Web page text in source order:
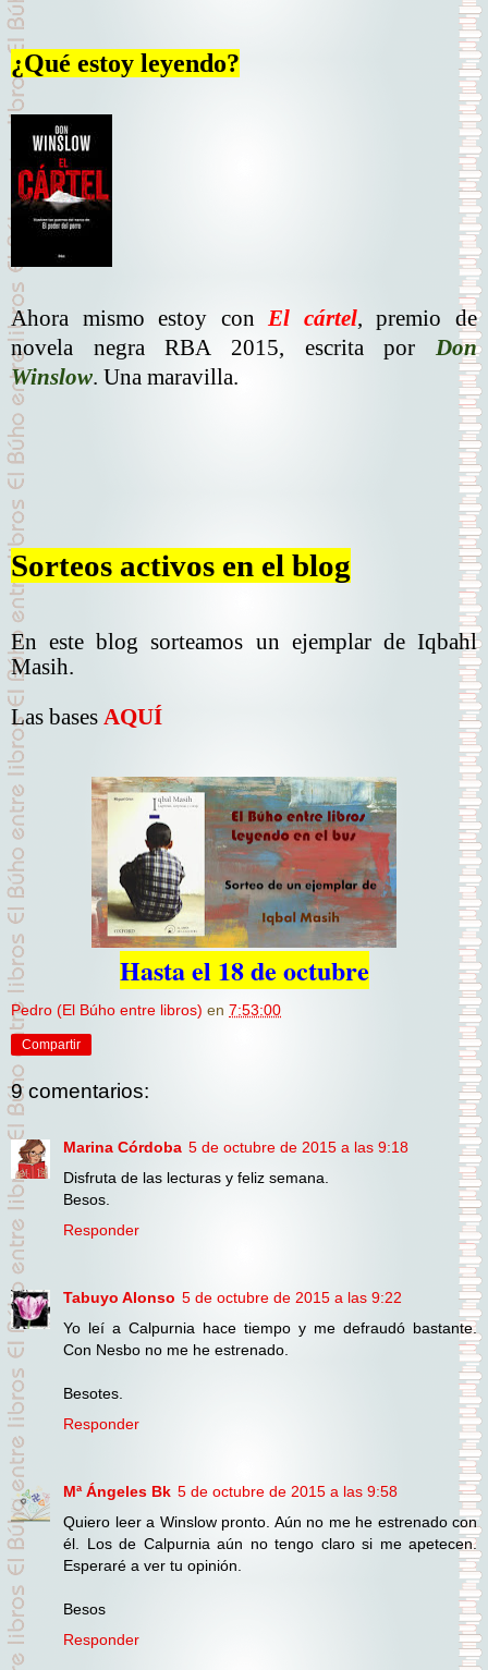
¿Qué estoy leyendo?
Ahora mismo estoy conEl cártel, premio de
novela negra RBA 2015, escrita por Don
Winslow. Una maravilla.
Sorteos activos en el blog
En este blog sorteamos un ejemplar de Iqbahl
Masih.
Las bases AQUÍ
Hasta el 18 de octubre
Pedro (El Búho entre libros) en 7:53:00
Compartir
9 comentarios:
Marina Córdoba 5 de octubre de 2015 a las 9:18
Disfruta de las lecturas y feliz semana.
Besos.
Responder
Tabuyo Alonso 5 de octubre de 2015 a las 9:22
Yo leí a Calpurnia hace tiempo y me defraudó bastante.
Con Nesbo no me he estrenado.
Besotes.
Responder
Mª Ángeles Bk 5 de octubre de 2015 a las 9:58
Quiero leer a Winslow pronto. Aún no me he estrenado con
él. Los de Calpurnia aún no tengo claro si me apetecen.
Esperaré a ver tu opinión.
Besos
Responder